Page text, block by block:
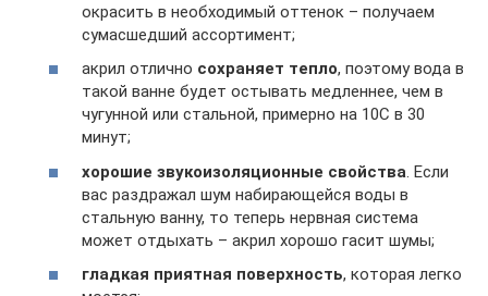
окрасить в необходимый оттенок – получаем
сумасшедший ассортимент;
акрил отлично сохраняет тепло, поэтому вода в
такой ванне будет остывать медленнее, чем в
чугунной или стальной, примерно на 10С в 30
минут;
хорошие звукоизоляционные свойства. Если
вас раздражал шум набирающейся воды в
стальную ванну, то теперь нервная система
может отдыхать – акрил хорошо гасит шумы;
гладкая приятная поверхность, которая легко